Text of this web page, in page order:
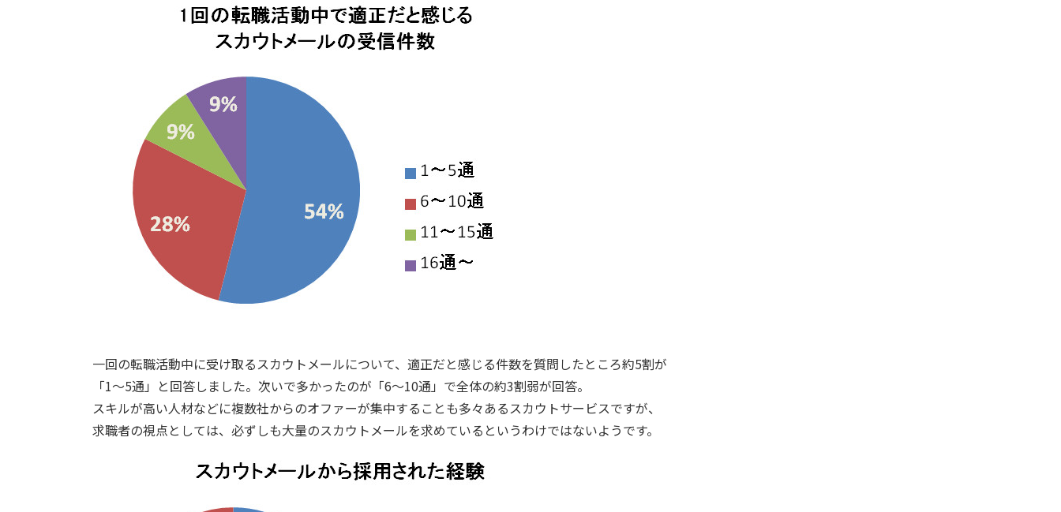
一回の転職活動中に受け取るスカウトメールについて、適正だと感じる件数を質問したところ約5割が
「1～5通」と回答しました。次いで多かったのが「6～10通」で全体の約3割弱が回答。
スキルが高い人材などに複数社からのオファーが集中することも多々あるスカウトサービスですが、
求職者の視点としては、必ずしも大量のスカウトメールを求めているというわけではないようです。